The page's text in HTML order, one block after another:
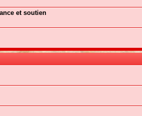
et soutien